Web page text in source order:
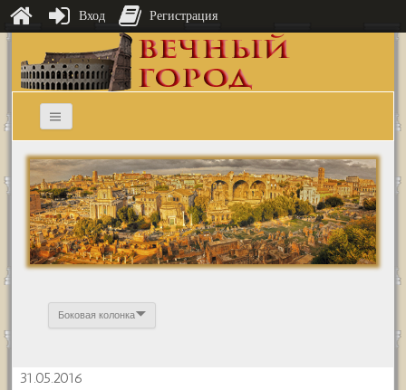
Боковая колонка
31.05.2016
Вход Регистрация